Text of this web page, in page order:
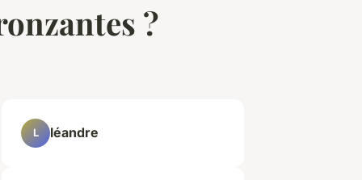
?
L léandre